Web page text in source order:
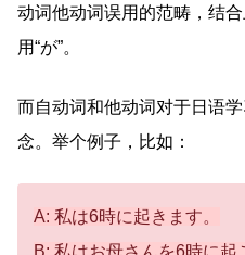
动词他动词误用的范畴，结
用“が”。
而自动词和他动词对于日语
念。举个例子，比如：
A: 私は6時に起きます。